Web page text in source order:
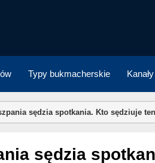
Typy bukmacherskie
sędzia spotkania. Kto sędziuje